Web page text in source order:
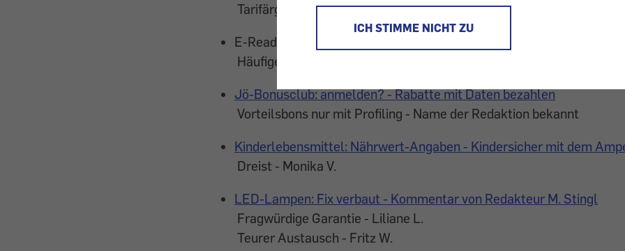
ICH STIMME NICHT ZU
Tarifärger bei Alarmanlage - Roland L.
E-Reader: Tolino 4/2020
Häufiger Displaybruch - Irmgard K.
Jö-Bonusclub: anmelden? - Rabatte mit Daten bezahlen
Vorteilsbons nur mit Profiling - Name der Redaktion bekannt
Kinderlebensmittel: Nährwert-Angaben - Kindersicher mit dem
Dreist - Monika V.
LED-Lampen: Fix verbaut - Kommentar von Redakteur M. Stingl
Fragwürdige Garantie - Liliane L.
Teurer Austausch - Fritz W.